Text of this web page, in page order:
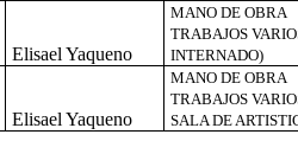
Elisael Yaqueno
MANO DE OBRA
TRABAJOS
INTERNADO)
Elisael Yaqueno
MANO DE OBRA
TRABAJOS
SALA DE